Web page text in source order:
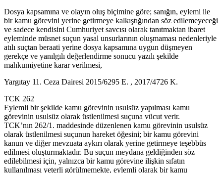
Dosya kapsamına ve olayın oluş biçimine göre; sanığın, eylemi ile
bir kamu görevini yerine getirmeye kalkıştığından söz edilemeyeceği
ve sadece kendisini Cumhuriyet savcısı olarak tanıtmaktan ibaret
eyleminde müsnet suçun yasal unsurlarının oluşmaması nedenleriyle
atılı suçtan beraati yerine dosya kapsamına uygun düşmeyen
gerekçe ve yanılgılı değerlendirme sonucu yazılı şekilde
mahkumiyetine karar verilmesi,
Yargıtay 11. Ceza Dairesi 2015/6295 E. , 2017/4726 K.
TCK 262
Eylemli bir şekilde kamu görevinin usulsüz yapılması kamu
görevinin usulsüz olarak üstlenilmesi suçuna vücut verir.
TCK’nın 262/1. maddesinde düzenlenen kamu görevinin usulsüz
olarak üstlenilmesi suçunun hareket öğesini; bir kamu görevini
kanun ve diğer mevzuata aykırı olarak yerine getirmeye teşebbüs
edilmesi oluşturmaktadır. Bu suçun meydana geldiğinden söz
edilebilmesi için, yalnızca bir kamu görevine ilişkin sıfatın
kullanılması yeterli görülmemekte, eylemli olarak bir kamu